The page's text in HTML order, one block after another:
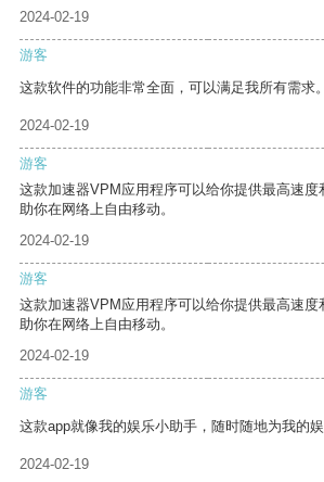
2024-02-19
游客
这款软件的功能非常全面，可以满足我所有需求。
2024-02-19
游客
这款加速器VPM应用程序可以给你提供最高速度
助你在网络上自由移动。
2024-02-19
游客
这款加速器VPM应用程序可以给你提供最高速度
助你在网络上自由移动。
2024-02-19
游客
这款app就像我的娱乐小助手，随时随地为我的娱
2024-02-19